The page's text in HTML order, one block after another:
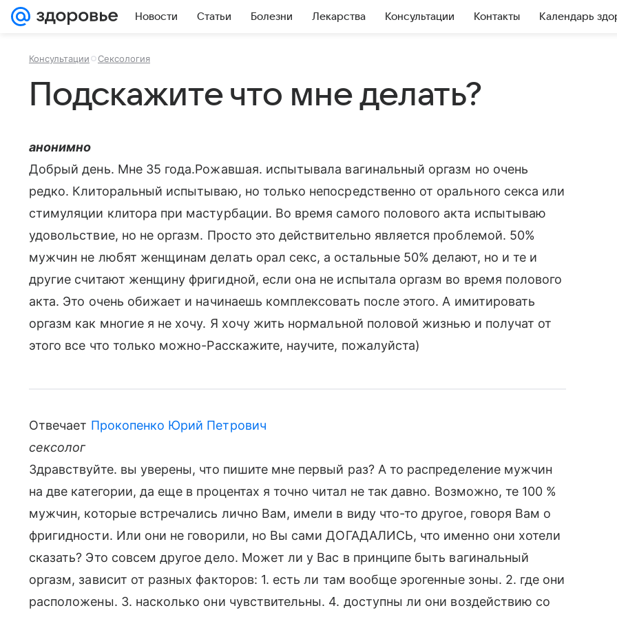
Новости Статьи Болезни Лекарства Консультации Контакты Календарь
Консультации Сексология
Подскажите что мне делать?
анонимно
Добрый день. Мне 35 года.Pожавшая. испытывала вагинальный оргазм но очень
редко. Клиторальный испытываю, но только непосредственно от орального секса или
стимуляции клитора при мастурбации. Во время самого полового акта испытываю
удовольствие, но не оргазм. Просто это действительно является проблемой. 50%
мужчин не любят женщинам делать орал секс, а остальные 50% делают, но и те и
другие считают женщину фригидной, если она не испытала оргазм во время полового
акта. Это очень обижает и начинаешь комплексовать после этого. А имитировать
оргазм как многие я не хочу. Я хочу жить нормальной половой жизнью и получат от
этого все что только можно-Расскажите, научите, пожалуйста)
Отвечает Прокопенко Юрий Петрович
сексолог
Здравствуйте. вы уверены, что пишите мне первый раз? А то распределение мужчин
на две категории, да еще в процентах я точно читал не так давно. Возможно, те 100 %
мужчин, которые встречались лично Вам, имели в виду что-то другое, говоря Вам о
фригидности. Или они не говорили, но Вы сами ДОГАДАЛИСЬ, что именно они хотели
сказать? Это совсем другое дело. Может ли у Вас в принципе быть вагинальный
оргазм, зависит от разных факторов: 1. есть ли там вообще эрогенные зоны. 2. где они
расположены. 3. насколько они чувствительны. 4. доступны ли они воздействию со